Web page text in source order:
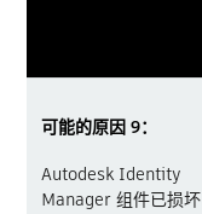
可能的原因 9：
Autodesk Identity
Manager 组件已损坏